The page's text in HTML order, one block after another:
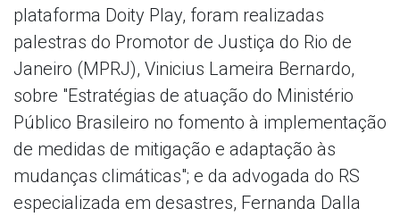
plataforma Doity Play, foram realizadas
palestras do Promotor de Justiça do Rio de
Janeiro (MPRJ), Vinicius Lameira Bernardo,
sobre "Estratégias de atuação do Ministério
Público Brasileiro no fomento à implementação
de medidas de mitigação e adaptação às
mudanças climáticas"; e da advogada do RS
especializada em desastres, Fernanda Dalla